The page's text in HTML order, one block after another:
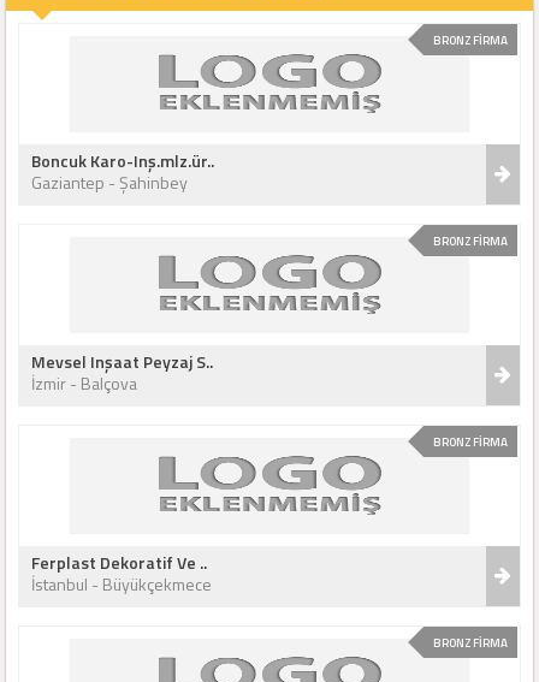
BRONZ FİRMA
Boncuk Karo-Inş.mlz.ür..
Gaziantep - Şahinbey
BRONZ FİRMA
Mevsel Inşaat Peyzaj S..
İzmir - Balçova
BRONZ FİRMA
Ferplast Dekoratif Ve ..
İstanbul - Büyükçekmece
BRONZ FİRMA